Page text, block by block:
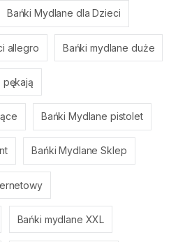
Bańki Mydlane dla Dzieci
allegro Bańki mydlane duże
pękają
Bańki Mydlane pistolet
Bańki Mydlane Sklep
Bańki mydlane XXL